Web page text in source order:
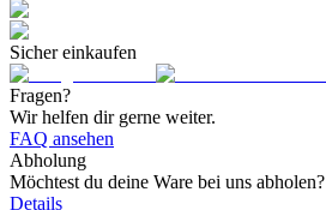
Sicher einkaufen
Fragen?
Wir helfen dir gerne weiter.
FAQ ansehen
Abholung
Möchtest du deine Ware bei uns abholen?
Details